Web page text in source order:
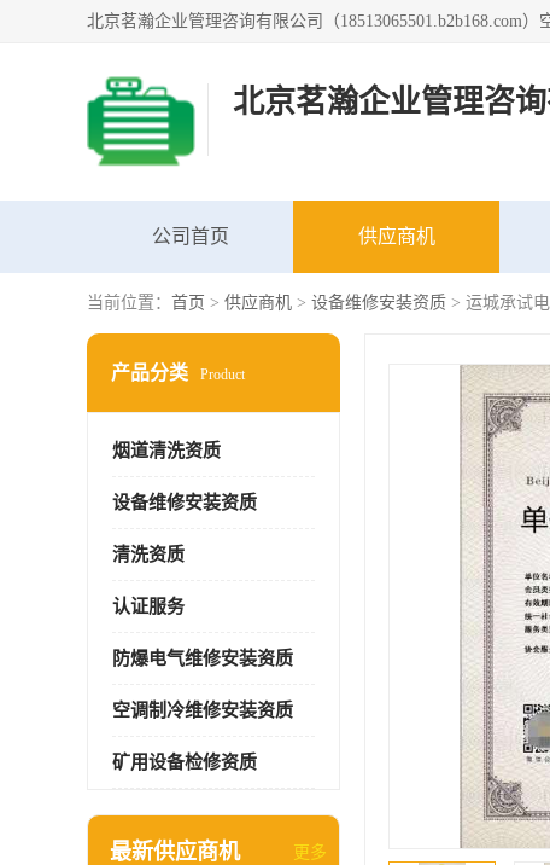
北京茗瀚企业管理咨
公司首页 供应商机
当前位置： 首页 > 供应商机 > 设备维修安装资质 > 运城承试
产品分类 Product
烟道清洗资质
设备维修安装资质
清洗资质
认证服务
防爆电气维修安装资质
空调制冷维修安装资质
矿用设备检修资质
最新供应商机 更多